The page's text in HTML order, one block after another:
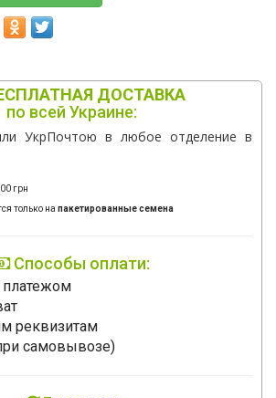
ДОСТАВКА
по всей Украине:
УкрПочтою в любое отделение в
грн
только на пакетированные семена
Способы оплати:
реквизитам
самовывозе)